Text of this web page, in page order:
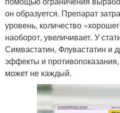
он образуется. Препарат
уровень, количество
наоборот, увеличивает. У
Симвастатин, Флувастатин и
эффекты и
может не каждый.